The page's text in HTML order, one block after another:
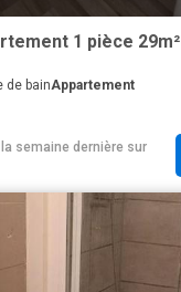
1 pièce 29m²
de bainAppartement
semaine dernière sur